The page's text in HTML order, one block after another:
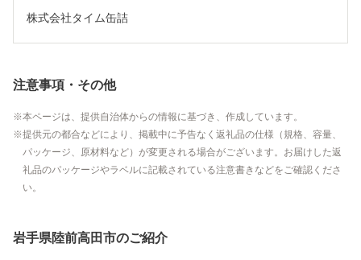
株式会社タイム缶詰
注意事項・その他
本ページは、提供自治体からの情報に基づき、作成しています。
提供元の都合などにより、掲載中に予告なく返礼品の仕様（規格、容量、
パッケージ、原材料など）が変更される場合がございます。お届けした返
礼品のパッケージやラベルに記載されている注意書きなどをご確認くださ
い。
岩手県陸前高田市のご紹介